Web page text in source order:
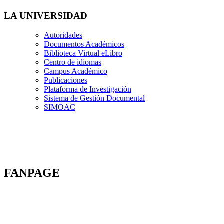
LA UNIVERSIDAD
Autoridades
Documentos Académicos
Biblioteca Virtual eLibro
Centro de idiomas
Campus Académico
Publicaciones
Plataforma de Investigación
Sistema de Gestión Documental
SIMOAC
FANPAGE